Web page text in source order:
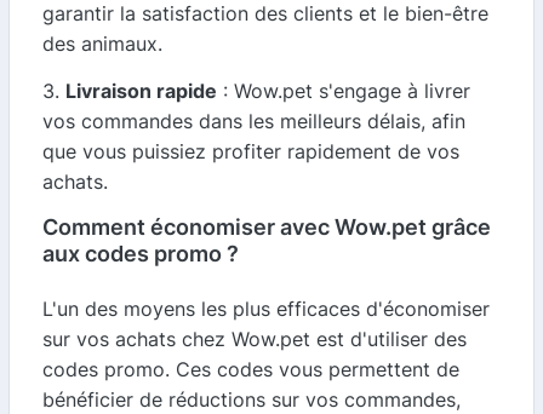
garantir la satisfaction des clients et le bien-être
des animaux.
3. Livraison rapide : Wow.pet s'engage à livrer
vos commandes dans les meilleurs délais, afin
que vous puissiez profiter rapidement de vos
achats.
Comment économiser avec Wow.pet grâce
aux codes promo ?
L'un des moyens les plus efficaces d'économiser
sur vos achats chez Wow.pet est d'utiliser des
codes promo. Ces codes vous permettent de
bénéficier de réductions sur vos commandes,